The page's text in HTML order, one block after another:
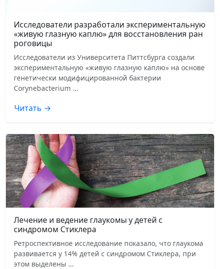
Исследователи разработали экспериментальную
«живую глазную каплю» для восстановления ран
роговицы
Исследователи из Университета Питтсбурга создали
экспериментальную «живую глазную каплю» на основе
генетически модифицированной бактерии
Corynebacterium …
Читать →
Лечение и ведение глаукомы у детей с
синдромом Стиклера
Ретроспективное исследование показало, что глаукома
развивается у 14% детей с синдромом Стиклера, при
этом выделены …